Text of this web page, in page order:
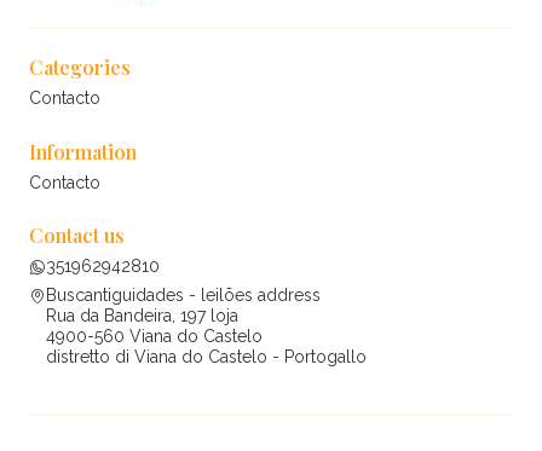
Categories
Contacto
Information
Contacto
Contact us
351962942810
Buscantiguidades - leilões address
Rua da Bandeira, 197 loja
4900-560 Viana do Castelo
distretto di Viana do Castelo - Portogallo